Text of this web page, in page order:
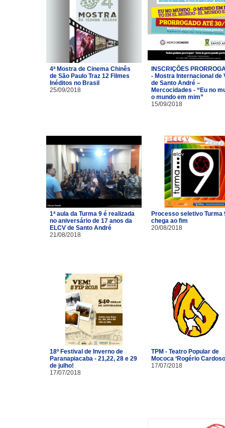
4ª Mostra de Cinema Chinês
de São Paulo Traz 12 Filmes
Inéditos no Brasil
25/09/2018
INSCRIÇÕES
- Mostra Internacional de
de Santo André –
Mercocidades - “Eu no
o mundo em mim”
15/09/2018
1ª aula da Turma 9 é realizada
no aniversário de 17 anos da
ELCV de Santo André
21/08/2018
Processo seletivo Turma
chega ao fim
20/08/2018
18º Festival de Inverno de
Paranapiacaba - 21,22, 28 e 29
de julho!
17/07/2018
TPM - Teatro Popular de
Mococa ‘Rogério
17/07/2018